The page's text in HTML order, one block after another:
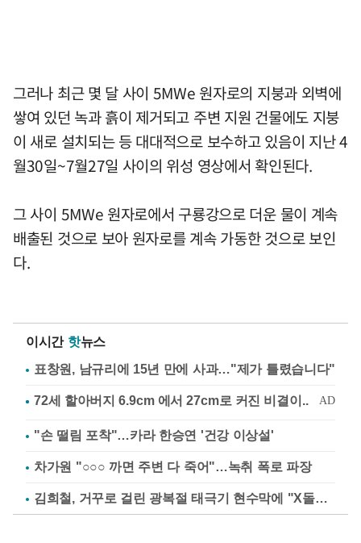
그러나 최근 몇 달 사이 5MWe 원자로의 지붕과 외벽에
쌓여 있던 녹과 흙이 제거되고 주변 지원 건물에도 지붕
이 새로 설치되는 등 대대적으로 보수하고 있음이 지난 4
월30일~7월27일 사이의 위성 영상에서 확인된다.
그 사이 5MWe 원자로에서 구룡강으로 더운 물이 계속
배출된 것으로 보아 원자로를 계속 가동한 것으로 보인
다.
이시간 핫뉴스
표창원, 남규리에 15년 만에 사과…"제가 틀렸습니다"
"손 떨림 포착"…카라 한승연 '건강 이상설'
차가원 "○○○ 까면 주변 다 죽어"…녹취 폭로 파장
김희철, 거꾸로 걸린 광복절 태극기 현수막에 "X돌았네"